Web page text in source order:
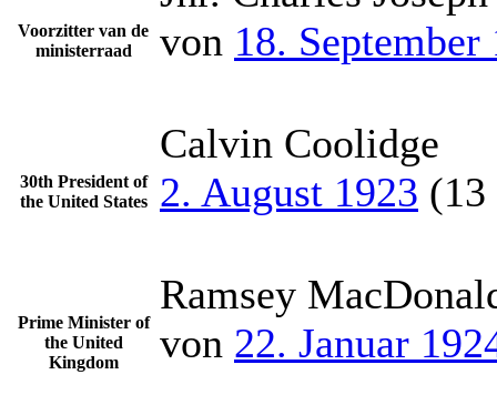
Voorzitter van de
ministerraad
von 18. September
30th President of
the United States
Calvin Coolidge
2. August 1923 (13
Prime Minister of
the United
Kingdom
Ramsey
von 22. Januar